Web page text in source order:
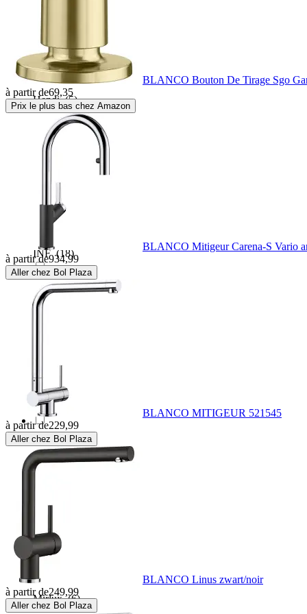
Hansa
Hansgrohe(165)
Hendi(5)
Hydroland (3)
Ideal standard
INF(18)
Inspire(2)
Kludi
Kuchinox
Laveo(8)
Mexen
Mirlux(6)
Zinc(0)
BLANCO Bouton De Tirage Sgo
à partir de69,35
Prix le plus bas chez Amazon
BLANCO Mitigeur Carena-S Vario
à partir de934,99
Aller chez Bol Plaza
BLANCO MITIGEUR 521545
à partir de229,99
Aller chez Bol Plaza
BLANCO Linus zwart/noir
à partir de249,99
Aller chez Bol Plaza